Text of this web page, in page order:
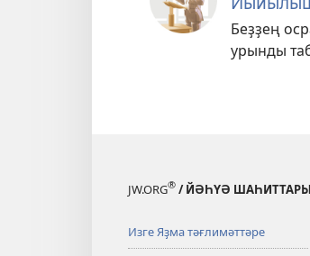
Беҙҙең
урынды
JW.ORG® / ЙӘҺҮӘ
Изге Яҙма тәғлимәттәре